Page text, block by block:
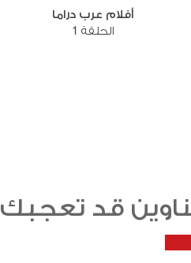
أفلام عرب دراما
الحلقة 1
قد تعجبك